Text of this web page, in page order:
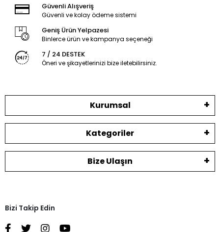
Güvenli Alışveriş
Güvenli ve kolay ödeme sistemi
Geniş Ürün Yelpazesi
Binlerce ürün ve kampanya seçeneği
7 / 24 DESTEK
Öneri ve şikayetlerinizi bize iletebilirsiniz.
Kurumsal
Kategoriler
Bize Ulaşın
Bizi Takip Edin